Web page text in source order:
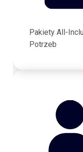
Pakiety All-
Potrzeb